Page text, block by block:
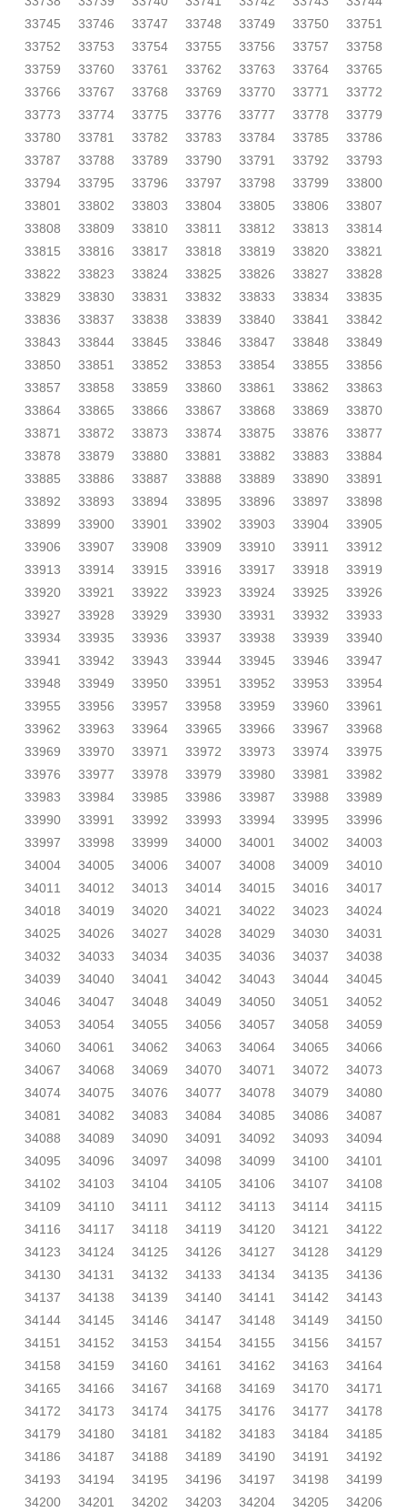
33745
33746 33747 33748 33749 33750
33751
33752
33753 33754 33755 33756 33757
33758
33759
33760 33761 33762 33763 33764
33765
33766
33767 33768 33769 33770 33771
33772
33773
33774 33775 33776 33777 33778
33779
33780
33781 33782 33783 33784 33785
33786
33787
33788 33789 33790 33791 33792
33793
33794
33795 33796 33797 33798 33799
33800
33801
33802 33803 33804 33805 33806
33807
33808
33809 33810 33811 33812 33813
33814
33815
33816 33817 33818 33819 33820
33821
33822
33823 33824 33825 33826 33827
33828
33829
33830 33831 33832 33833 33834
33835
33836
33837 33838 33839 33840 33841
33842
33843
33844 33845 33846 33847 33848
33849
33850
33851 33852 33853 33854 33855
33856
33857
33858 33859 33860 33861 33862
33863
33864
33865 33866 33867 33868 33869
33870
33871
33872 33873 33874 33875 33876
33877
33878
33879 33880 33881 33882 33883
33884
33885
33886 33887 33888 33889 33890
33891
33892
33893 33894 33895 33896 33897
33898
33899
33900 33901 33902 33903 33904
33905
33906
33907 33908 33909 33910 33911
33912
33913
33914 33915 33916 33917 33918
33919
33920
33921 33922 33923 33924 33925
33926
33927
33928 33929 33930 33931 33932
33933
33934
33935 33936 33937 33938 33939
33940
33941
33942 33943 33944 33945 33946
33947
33948
33949 33950 33951 33952 33953
33954
33955
33956 33957 33958 33959 33960
33961
33962
33963 33964 33965 33966 33967
33968
33969
33970 33971 33972 33973 33974
33975
33976
33977 33978 33979 33980 33981
33982
33983
33984 33985 33986 33987 33988
33989
33990
33991 33992 33993 33994 33995
33996
33997
33998 33999 34000 34001 34002
34003
34004
34005 34006 34007 34008 34009
34010
34011
34012 34013 34014 34015 34016
34017
34018
34019 34020 34021 34022 34023
34024
34025
34026 34027 34028 34029 34030
34031
34032
34033 34034 34035 34036 34037
34038
34039
34040 34041 34042 34043 34044
34045
34046
34047 34048 34049 34050 34051
34052
34053
34054 34055 34056 34057 34058
34059
34060
34061 34062 34063 34064 34065
34066
34067
34068 34069 34070 34071 34072
34073
34074
34075 34076 34077 34078 34079
34080
34081
34082 34083 34084 34085 34086
34087
34088
34089 34090 34091 34092 34093
34094
34095
34096 34097 34098 34099 34100
34101
34102
34103 34104 34105 34106 34107
34108
34109
34110 34111 34112 34113 34114
34115
34116
34117 34118 34119 34120 34121
34122
34123
34124 34125 34126 34127 34128
34129
34130
34131 34132 34133 34134 34135
34136
34137
34138 34139 34140 34141 34142
34143
34144
34145 34146 34147 34148 34149
34150
34151
34152 34153 34154 34155 34156
34157
34158
34159 34160 34161 34162 34163
34164
34165
34166 34167 34168 34169 34170
34171
34172
34173 34174 34175 34176 34177
34178
34179
34180 34181 34182 34183 34184
34185
34186
34187 34188 34189 34190 34191
34192
34193
34194 34195 34196 34197 34198
34199
34200
34201 34202 34203 34204 34205
34206